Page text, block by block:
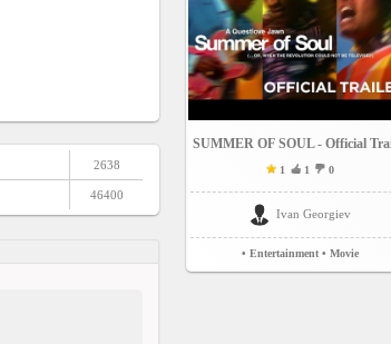
2638
46400
SUMMER OF SOUL - Official
1 1 0
Ivan Georgiev
• Entertainment • Movie